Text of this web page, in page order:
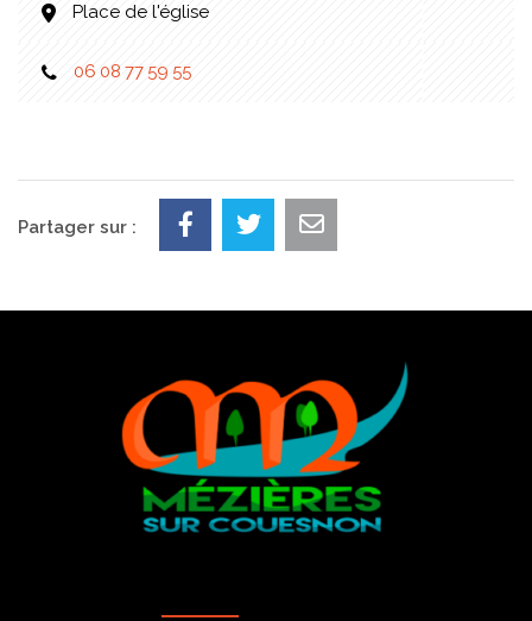
Place de l'église
06 08 77 59 55
Partager sur :